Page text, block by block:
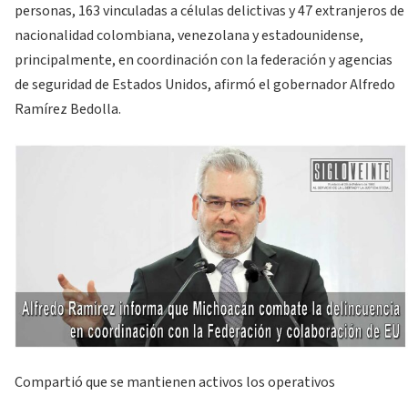
personas, 163 vinculadas a células delictivas y 47 extranjeros de
nacionalidad colombiana, venezolana y estadounidense,
principalmente, en coordinación con la federación y agencias
de seguridad de Estados Unidos, afirmó el gobernador Alfredo
Ramírez Bedolla.
Compartió que se mantienen activos los operativos